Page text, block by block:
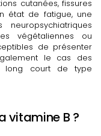
cutanées, fissures
état de fatigue, une
végétaliennes ou
de présenter
le cas des
long court de type
vitamine B ?